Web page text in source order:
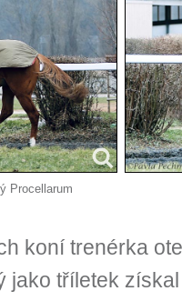
Procellarum
koní trenérka
jako tříletek